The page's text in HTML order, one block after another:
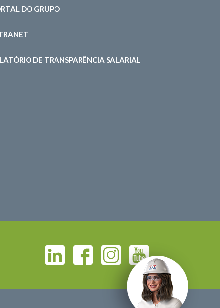
DO GRUPO
DE TRANSPARÊNCIA SALARIAL
Linkedin Facebook Instagram